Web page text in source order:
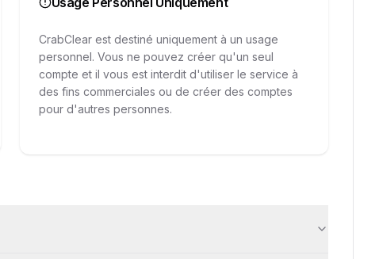
CrabClear est destiné uniquement à un usage
personnel. Vous ne pouvez créer qu'un seul
compte et il vous est interdit d'utiliser le service à
des fins commerciales ou de créer des comptes
pour d'autres personnes.